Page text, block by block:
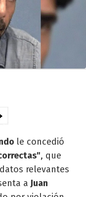
le concedió
, que
relevantes
a Juan